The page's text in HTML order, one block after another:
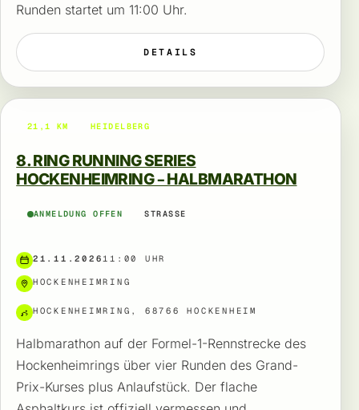
Runden startet um 11:00 Uhr.
DETAILS
21,1 KM HEIDELBERG
8. RING RUNNING SERIES
HOCKENHEIMRING – HALBMARATHON
ANMELDUNG OFFEN STRASSE
21.11.2026 11:00 UHR
HOCKENHEIMRING
HOCKENHEIMRING, 68766 HOCKENHEIM
Halbmarathon auf der Formel-1-Rennstrecke des
Hockenheimrings über vier Runden des Grand-
Prix-Kurses plus Anlaufstück. Der flache